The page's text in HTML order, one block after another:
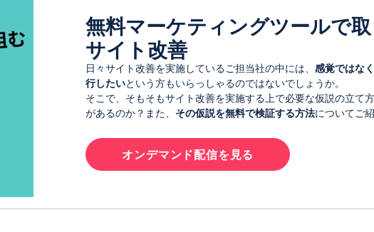
無料マーケティングツールで
サイト改善
日々サイト改善を実施しているご担当社の中には、感覚ではな
行したいという方もいらっしゃるのではないでしょうか。
そこで、そもそもサイト改善を実施する上で必要な仮説の立て
があるのか？また、 その仮説を無料で検証する方法についてご
オンデマンド配信を見る